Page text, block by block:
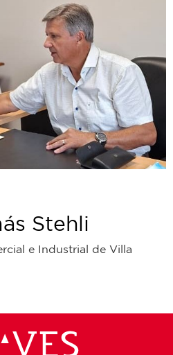
Stehli
e Industrial de Villa